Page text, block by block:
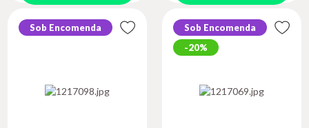
Sob Encomenda
Sob Encomenda
20%